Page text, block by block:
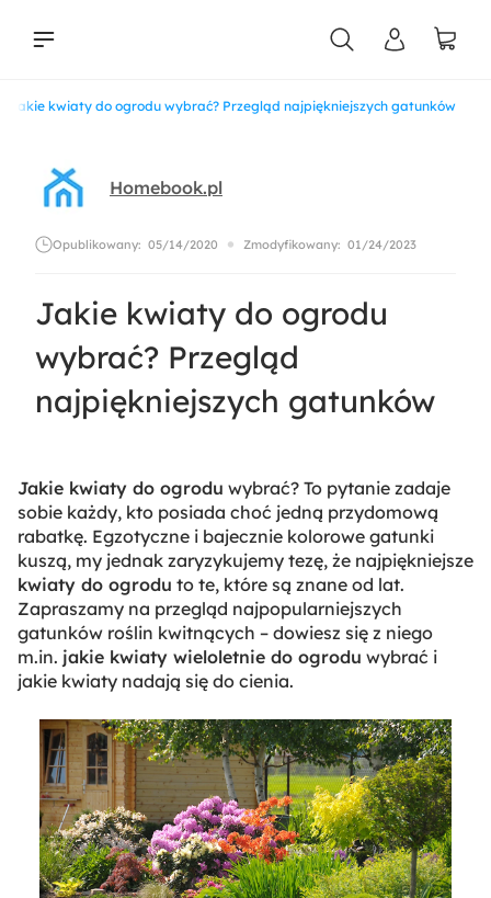
Jakie kwiaty do ogrodu wybrać? Przegląd najpiękniejszych gatunków
Homebook.pl
Opublikowany: 05/14/2020 Zmodyfikowany: 01/24/2023
Jakie kwiaty do ogrodu
wybrać? Przegląd
najpiękniejszych gatunków
Jakie kwiaty do ogrodu wybrać? To pytanie zadaje
sobie każdy, kto posiada choć jedną przydomową
rabatkę. Egzotyczne i bajecznie kolorowe gatunki
kuszą, my jednak zaryzykujemy tezę, że najpiękniejsze
kwiaty do ogrodu to te, które są znane od lat.
Zapraszamy na przegląd najpopularniejszych
gatunków roślin kwitnących – dowiesz się z niego
m.in. jakie kwiaty wieloletnie do ogrodu wybrać i
jakie kwiaty nadają się do cienia.